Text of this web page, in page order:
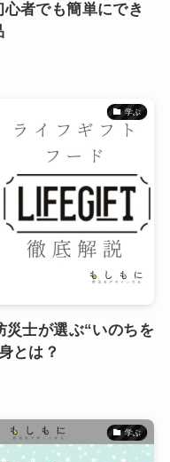
者でも簡単にでき
学ぶ
災士が選ぶ“いのちを
とは？
学ぶ